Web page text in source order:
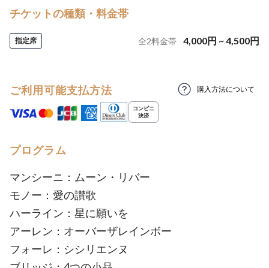
チケットの種類・料金帯
指定席 全2料金帯 4,000円 ~4,500円
ご利用可能支払方法 購入方法について
プログラム
マンシーニ：ムーン・リバー
モノー：愛の讃歌
ハーライン：星に願いを
アーレン：オーバーザレインボー
フォーレ：シシリエンヌ